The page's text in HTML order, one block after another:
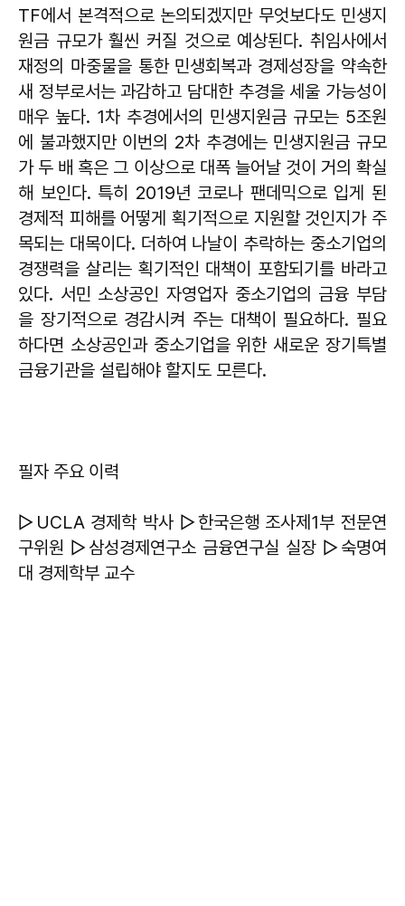
TF에서 본격적으로 논의되겠지만 무엇보다도 민생지
원금 규모가 훨씬 커질 것으로 예상된다. 취임사에서
재정의 마중물을 통한 민생회복과 경제성장을 약속한
새 정부로서는 과감하고 담대한 추경을 세울 가능성이
매우 높다. 1차 추경에서의 민생지원금 규모는 5조원
에 불과했지만 이번의 2차 추경에는 민생지원금 규모
가 두 배 혹은 그 이상으로 대폭 늘어날 것이 거의 확실
해 보인다. 특히 2019년 코로나 팬데믹으로 입게 된
경제적 피해를 어떻게 획기적으로 지원할 것인지가 주
목되는 대목이다. 더하여 나날이 추락하는 중소기업의
경쟁력을 살리는 획기적인 대책이 포함되기를 바라고
있다. 서민 소상공인 자영업자 중소기업의 금융 부담
을 장기적으로 경감시켜 주는 대책이 필요하다. 필요
하다면 소상공인과 중소기업을 위한 새로운 장기특별
금융기관을 설립해야 할지도 모른다.
필자 주요 이력
▷UCLA 경제학 박사 ▷한국은행 조사제1부 전문연
구위원 ▷삼성경제연구소 금융연구실 실장 ▷숙명여
대 경제학부 교수